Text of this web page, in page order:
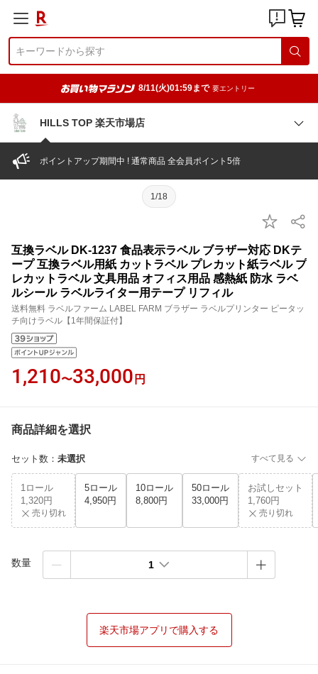
8/11(火)01:59まで 要エントリー
HILLS TOP 楽天市場店
ポイントアップ期間中 ! 通常商品 全会員ポイント5倍
1/18
互換ラベル DK-1237 食品表示ラベル ブラザー対応 DKテ
ープ 互換ラベル用紙 カットラベル プレカット紙ラベル プ
レカットラベル 文具用品 オフィス用品 感熱紙 防水 ラベ
ルシール ラベルライター用テープ リフィル
送料無料 ラベルファーム LABEL FARM ブラザー ラベルプリンター ピータッ
チ向けラベル【1年間保証付】
1,210〜33,000 円
商品詳細を選択
セット数 ： 未選択 すべて見る
1ロール
1,320円
売り切れ
5ロール
4,950円
10ロール
8,800円
50ロール
33,000円
お試しセット
1,760円
売り切れ
数量 1
楽天市場アプリで購入する